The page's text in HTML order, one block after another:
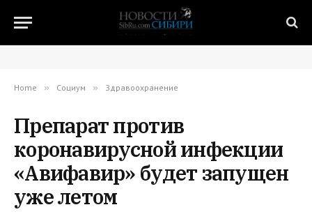
Home » Социум » Здравоохранение
Препарат против
коронавирусной инфекции
«Авифавир» будет запущен
уже летом